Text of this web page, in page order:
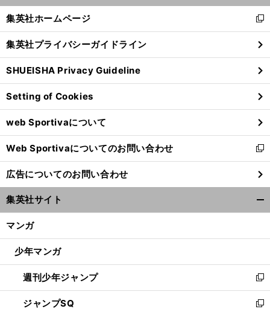
閉
る
集英社ホームページ
新
し
い
ウ
ィ
ン
ド
ウ
で
開
く
集英社プライバシーガイドライン
SHUEISHA Privacy Guideline
Setting of Cookies
web Sportivaについて
Web Sportivaについてのお問い合わせ
新
し
い
ウ
ィ
ン
ウ
開
く
広告についてのお問い合わせ
集英社サイト
マンガ
少年マンガ
週刊少年ジャンプ
新
し
い
ジャンプSQ
新